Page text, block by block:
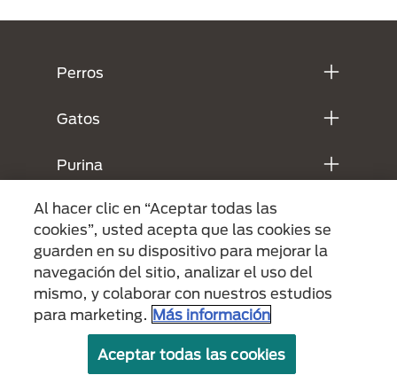
Perros
Gatos
Purina
Legales
Al hacer clic en “Aceptar todas las
cookies”, usted acepta que las cookies se
guarden en su dispositivo para mejorar la
navegación del sitio, analizar el uso del
mismo, y colaborar con nuestros estudios
para marketing. Más información
Aceptar todas las cookies